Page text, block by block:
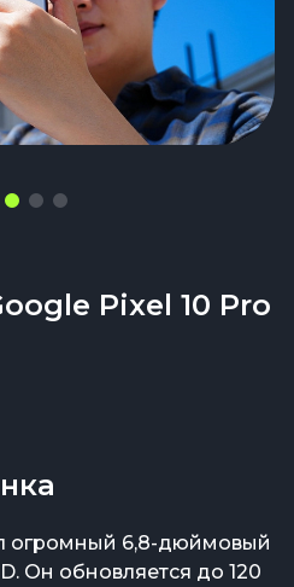
Pixel 10 Pro
огромный 6,8-дюймовый
Он обновляется до 120